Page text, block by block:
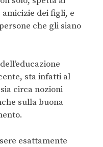
dei figli, e
che gli siano
sta infatti al
circa nozioni
sulla buona
esattamente